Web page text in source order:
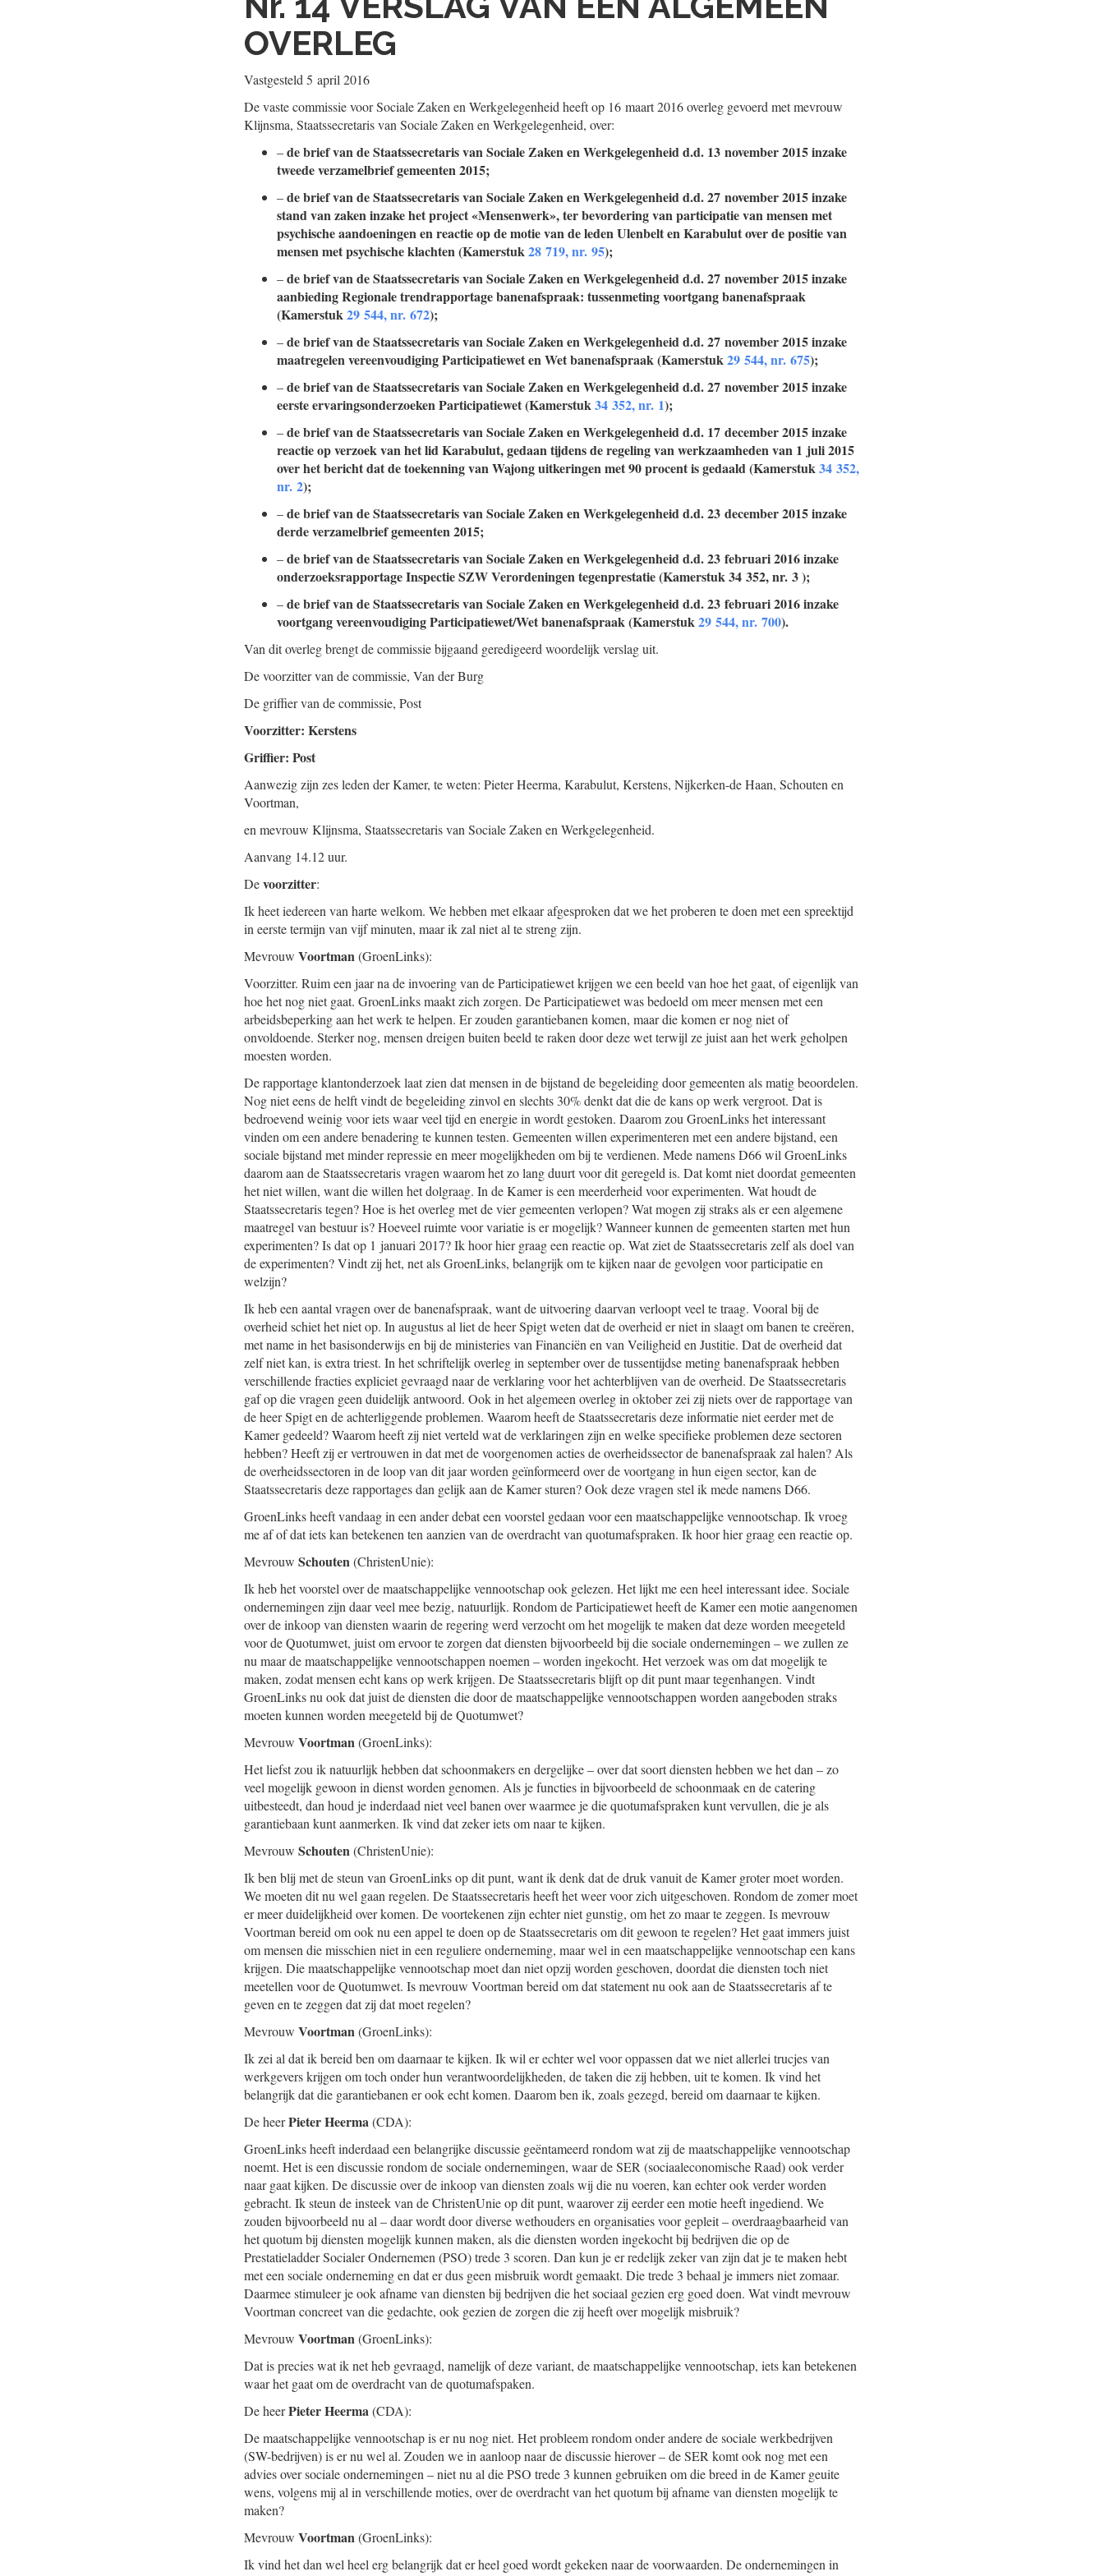
OVERLEG
Vastgesteld 5 april 2016
De vaste commissie voor Sociale Zaken en Werkgelegenheid heeft op 16 maart 2016 overleg gevoerd met mevrouw
Klijnsma, Staatssecretaris van Sociale Zaken en Werkgelegenheid, over:
–de brief van de Staatssecretaris van Sociale Zaken en Werkgelegenheid d.d. 13 november 2015 inzake
tweede verzamelbrief gemeenten 2015;
–de brief van de Staatssecretaris van Sociale Zaken en Werkgelegenheid d.d. 27 november 2015 inzake
stand van zaken inzake het project «Mensenwerk», ter bevordering van participatie van mensen met
psychische aandoeningen en reactie op de motie van de leden Ulenbelt en Karabulut over de positie van
mensen met psychische klachten (Kamerstuk28 719, nr. 95);
–de brief van de Staatssecretaris van Sociale Zaken en Werkgelegenheid d.d. 27 november 2015 inzake
aanbieding Regionale trendrapportage banenafspraak: tussenmeting voortgang banenafspraak
(Kamerstuk29 544, nr. 672);
–de brief van de Staatssecretaris van Sociale Zaken en Werkgelegenheid d.d. 27 november 2015 inzake
maatregelen vereenvoudiging Participatiewet en Wet banenafspraak (Kamerstuk29 544, nr. 675);
–de brief van de Staatssecretaris van Sociale Zaken en Werkgelegenheid d.d. 27 november 2015 inzake
eerste ervaringsonderzoeken Participatiewet (Kamerstuk34 352, nr. 1);
–de brief van de Staatssecretaris van Sociale Zaken en Werkgelegenheid d.d. 17 december 2015 inzake
reactie op verzoek van het lid Karabulut, gedaan tijdens de regeling van werkzaamheden van 1 juli 2015
over het bericht dat de toekenning van Wajong uitkeringen met 90 procent is gedaald (Kamerstuk34 352,
nr. 2);
–de brief van de Staatssecretaris van Sociale Zaken en Werkgelegenheid d.d. 23 december 2015 inzake
derde verzamelbrief gemeenten 2015;
–de brief van de Staatssecretaris van Sociale Zaken en Werkgelegenheid d.d. 23 februari 2016 inzake
onderzoeksrapportage Inspectie SZW Verordeningen tegenprestatie (Kamerstuk34 352, nr. 3);
–de brief van de Staatssecretaris van Sociale Zaken en Werkgelegenheid d.d. 23 februari 2016 inzake
voortgang vereenvoudiging Participatiewet/Wet banenafspraak (Kamerstuk29 544, nr. 700).
Van dit overleg brengt de commissie bijgaand geredigeerd woordelijk verslag uit.
De voorzitter van de commissie, Van der Burg
De griffier van de commissie, Post
Voorzitter: Kerstens
Griffier: Post
Aanwezig zijn zes leden der Kamer, te weten: Pieter Heerma, Karabulut, Kerstens, Nijkerken-de Haan, Schouten en
Voortman,
en mevrouw Klijnsma, Staatssecretaris van Sociale Zaken en Werkgelegenheid.
Aanvang 14.12 uur.
Devoorzitter:
Ik heet iedereen van harte welkom. We hebben met elkaar afgesproken dat we het proberen te doen met een spreektijd
in eerste termijn van vijf minuten, maar ik zal niet al te streng zijn.
Mevrouw Voortman(GroenLinks):
Voorzitter. Ruim een jaar na de invoering van de Participatiewet krijgen we een beeld van hoe het gaat, of eigenlijk van
hoe het nog niet gaat. GroenLinks maakt zich zorgen. De Participatiewet was bedoeld om meer mensen met een
arbeidsbeperking aan het werk te helpen. Er zouden garantiebanen komen, maar die komen er nog niet of
onvoldoende. Sterker nog, mensen dreigen buiten beeld te raken door deze wet terwijl ze juist aan het werk geholpen
moesten worden.
De rapportage klantonderzoek laat zien dat mensen in de bijstand de begeleiding door gemeenten als matig beoordelen.
Nog niet eens de helft vindt de begeleiding zinvol en slechts 30% denkt dat die de kans op werk vergroot. Dat is
bedroevend weinig voor iets waar veel tijd en energie in wordt gestoken. Daarom zou GroenLinks het interessant
vinden om een andere benadering te kunnen testen. Gemeenten willen experimenteren met een andere bijstand, een
sociale bijstand met minder repressie en meer mogelijkheden om bij te verdienen. Mede namens D66 wil GroenLinks
daarom aan de Staatssecretaris vragen waarom het zo lang duurt voor dit geregeld is. Dat komt niet doordat gemeenten
het niet willen, want die willen het dolgraag. In de Kamer is een meerderheid voor experimenten. Wat houdt de
Staatssecretaris tegen? Hoe is het overleg met de vier gemeenten verlopen? Wat mogen zij straks als er een algemene
maatregel van bestuur is? Hoeveel ruimte voor variatie is er mogelijk? Wanneer kunnen de gemeenten starten met hun
experimenten? Is dat op 1 januari 2017? Ik hoor hier graag een reactie op. Wat ziet de Staatssecretaris zelf als doel van
de experimenten? Vindt zij het, net als GroenLinks, belangrijk om te kijken naar de gevolgen voor participatie en
welzijn?
Ik heb een aantal vragen over de banenafspraak, want de uitvoering daarvan verloopt veel te traag. Vooral bij de
overheid schiet het niet op. In augustus al liet de heer Spigt weten dat de overheid er niet in slaagt om banen te creëren,
met name in het basisonderwijs en bij de ministeries van Financiën en van Veiligheid en Justitie. Dat de overheid dat
zelf niet kan, is extra triest. In het schriftelijk overleg in september over de tussentijdse meting banenafspraak hebben
verschillende fracties expliciet gevraagd naar de verklaring voor het achterblijven van de overheid. De Staatssecretaris
gaf op die vragen geen duidelijk antwoord. Ook in het algemeen overleg in oktober zei zij niets over de rapportage van
de heer Spigt en de achterliggende problemen. Waarom heeft de Staatssecretaris deze informatie niet eerder met de
Kamer gedeeld? Waarom heeft zij niet verteld wat de verklaringen zijn en welke specifieke problemen deze sectoren
hebben? Heeft zij er vertrouwen in dat met de voorgenomen acties de overheidssector de banenafspraak zal halen? Als
de overheidssectoren in de loop van dit jaar worden geïnformeerd over de voortgang in hun eigen sector, kan de
Staatssecretaris deze rapportages dan gelijk aan de Kamer sturen? Ook deze vragen stel ik mede namens D66.
GroenLinks heeft vandaag in een ander debat een voorstel gedaan voor een maatschappelijke vennootschap. Ik vroeg
me af of dat iets kan betekenen ten aanzien van de overdracht van quotumafspraken. Ik hoor hier graag een reactie op.
Mevrouw Schouten(ChristenUnie):
Ik heb het voorstel over de maatschappelijke vennootschap ook gelezen. Het lijkt me een heel interessant idee. Sociale
ondernemingen zijn daar veel mee bezig, natuurlijk. Rondom de Participatiewet heeft de Kamer een motie aangenomen
over de inkoop van diensten waarin de regering werd verzocht om het mogelijk te maken dat deze worden meegeteld
voor de Quotumwet, juist om ervoor te zorgen dat diensten bijvoorbeeld bij die sociale ondernemingen – we zullen ze
nu maar de maatschappelijke vennootschappen noemen – worden ingekocht. Het verzoek was om dat mogelijk te
maken, zodat mensen echt kans op werk krijgen. De Staatssecretaris blijft op dit punt maar tegenhangen. Vindt
GroenLinks nu ook dat juist de diensten die door de maatschappelijke vennootschappen worden aangeboden straks
moeten kunnen worden meegeteld bij de Quotumwet?
Mevrouw Voortman(GroenLinks):
Het liefst zou ik natuurlijk hebben dat schoonmakers en dergelijke – over dat soort diensten hebben we het dan – zo
veel mogelijk gewoon in dienst worden genomen. Als je functies in bijvoorbeeld de schoonmaak en de catering
uitbesteedt, dan houd je inderdaad niet veel banen over waarmee je die quotumafspraken kunt vervullen, die je als
garantiebaan kunt aanmerken. Ik vind dat zeker iets om naar te kijken.
Mevrouw Schouten(ChristenUnie):
Ik ben blij met de steun van GroenLinks op dit punt, want ik denk dat de druk vanuit de Kamer groter moet worden.
We moeten dit nu wel gaan regelen. De Staatssecretaris heeft het weer voor zich uitgeschoven. Rondom de zomer moet
er meer duidelijkheid over komen. De voortekenen zijn echter niet gunstig, om het zo maar te zeggen. Is mevrouw
Voortman bereid om ook nu een appel te doen op de Staatssecretaris om dit gewoon te regelen? Het gaat immers juist
om mensen die misschien niet in een reguliere onderneming, maar wel in een maatschappelijke vennootschap een kans
krijgen. Die maatschappelijke vennootschap moet dan niet opzij worden geschoven, doordat die diensten toch niet
meetellen voor de Quotumwet. Is mevrouw Voortman bereid om dat statement nu ook aan de Staatssecretaris af te
geven en te zeggen dat zij dat moet regelen?
Mevrouw Voortman(GroenLinks):
Ik zei al dat ik bereid ben om daarnaar te kijken. Ik wil er echter wel voor oppassen dat we niet allerlei trucjes van
werkgevers krijgen om toch onder hun verantwoordelijkheden, de taken die zij hebben, uit te komen. Ik vind het
belangrijk dat die garantiebanen er ook echt komen. Daarom ben ik, zoals gezegd, bereid om daarnaar te kijken.
De heerPieter Heerma(CDA):
GroenLinks heeft inderdaad een belangrijke discussie geëntameerd rondom wat zij de maatschappelijke vennootschap
noemt. Het is een discussie rondom de sociale ondernemingen, waar de SER (sociaaleconomische Raad) ook verder
naar gaat kijken. De discussie over de inkoop van diensten zoals wij die nu voeren, kan echter ook verder worden
gebracht. Ik steun de insteek van de ChristenUnie op dit punt, waarover zij eerder een motie heeft ingediend. We
zouden bijvoorbeeld nu al – daar wordt door diverse wethouders en organisaties voor gepleit – overdraagbaarheid van
het quotum bij diensten mogelijk kunnen maken, als die diensten worden ingekocht bij bedrijven die op de
Prestatieladder Socialer Ondernemen (PSO) trede 3 scoren. Dan kun je er redelijk zeker van zijn dat je te maken hebt
met een sociale onderneming en dat er dus geen misbruik wordt gemaakt. Die trede 3 behaal je immers niet zomaar.
Daarmee stimuleer je ook afname van diensten bij bedrijven die het sociaal gezien erg goed doen. Wat vindt mevrouw
Voortman concreet van die gedachte, ook gezien de zorgen die zij heeft over mogelijk misbruik?
Mevrouw Voortman(GroenLinks):
Dat is precies wat ik net heb gevraagd, namelijk of deze variant, de maatschappelijke vennootschap, iets kan betekenen
waar het gaat om de overdracht van de quotumafspaken.
De heerPieter Heerma(CDA):
De maatschappelijke vennootschap is er nu nog niet. Het probleem rondom onder andere de sociale werkbedrijven
(SW-bedrijven) is er nu wel al. Zouden we in aanloop naar de discussie hierover – de SER komt ook nog met een
advies over sociale ondernemingen – niet nu al die PSO trede 3 kunnen gebruiken om die breed in de Kamer geuite
wens, volgens mij al in verschillende moties, over de overdracht van het quotum bij afname van diensten mogelijk te
maken?
Mevrouw Voortman(GroenLinks):
Ik vind het dan wel heel erg belangrijk dat er heel goed wordt gekeken naar de voorwaarden. De ondernemingen in